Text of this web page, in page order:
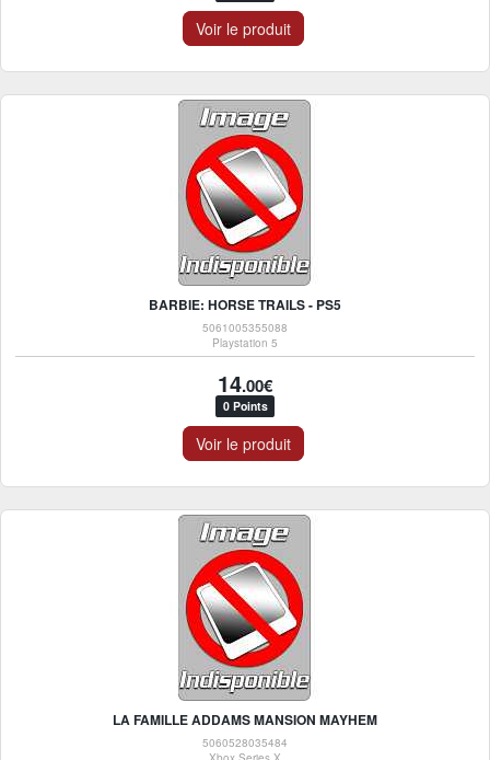
Voir le produit
BARBIE: HORSE TRAILS - PS5
5061005355088
Playstation 5
14.00€
0 Points
Voir le produit
LA FAMILLE ADDAMS MANSION MAYHEM
5060528035484